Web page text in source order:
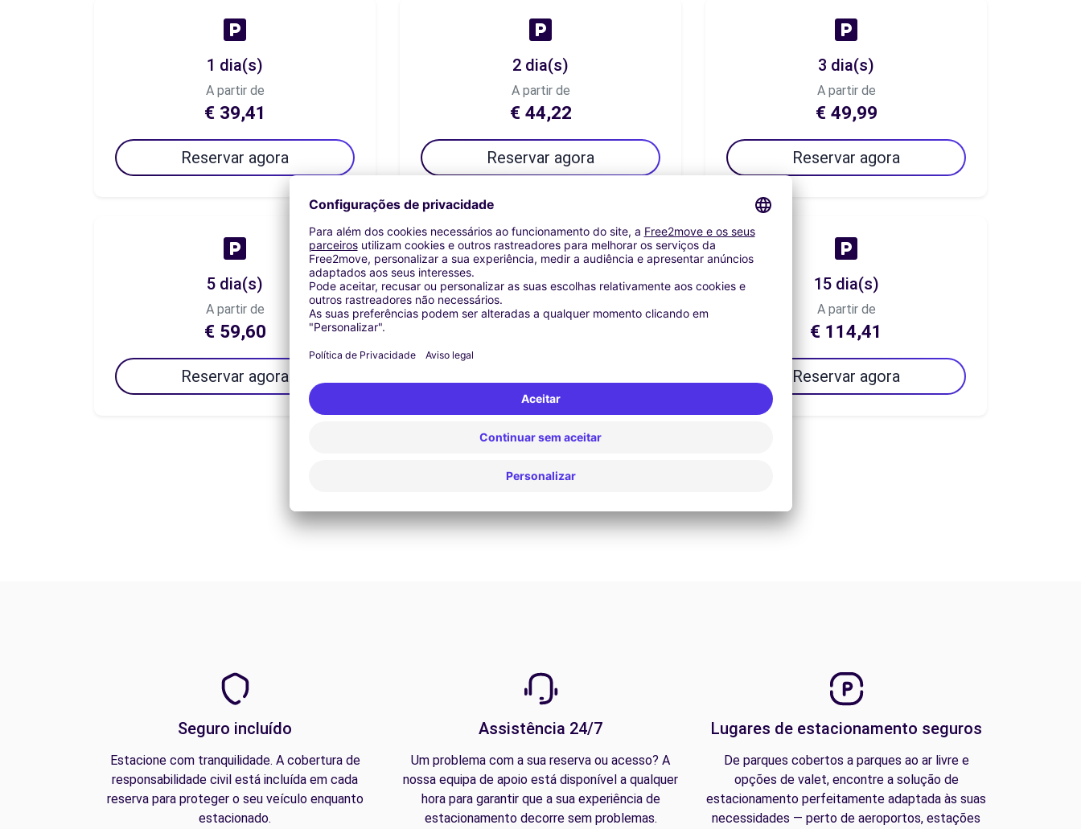
1 dia(s)
A partir de
€ 39,41
Reservar agora
2 dia(s)
A partir de
€ 44,22
Reservar agora
3 dia(s)
A partir de
€ 49,99
Reservar agora
5 dia(s)
A partir de
€ 59,60
Reservar agora
7 dia(s)
A partir de
15 dia(s)
A partir de
€ 114,41
Reservar agora
Seguro incluído
Estacione com tranquilidade. A cobertura de
responsabilidade civil está incluída em cada
reserva para proteger o seu veículo enquanto
estacionado.
Assistência 24/7
Um problema com a sua reserva ou acesso? A
nossa equipa de apoio está disponível a qualquer
hora para garantir que a sua experiência de
estacionamento decorre sem problemas.
Lugares de estacionamento seguros
De parques cobertos a parques ao ar livre e
opções de valet, encontre a solução de
estacionamento perfeitamente adaptada às suas
necessidades — perto de aeroportos, estações